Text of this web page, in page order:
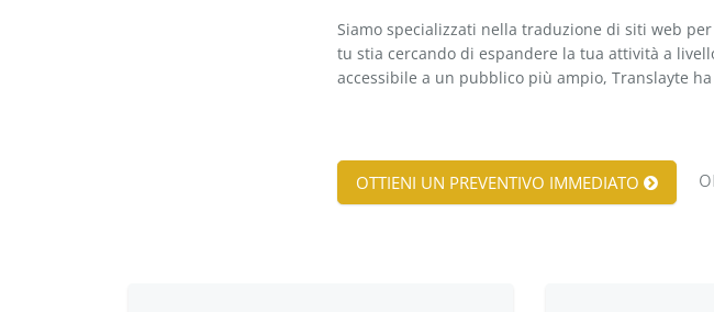
Siamo specializzati nella traduzione di siti web
tu stia cercando di espandere la tua attività a
accessibile a un pubblico più ampio, Translayte
OTTIENI UN PREVENTIVO IMMEDIATO